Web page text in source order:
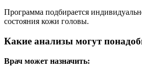
Программа подбирается
состояния кожи головы.
Какие анализы могут
Врач может назначить: